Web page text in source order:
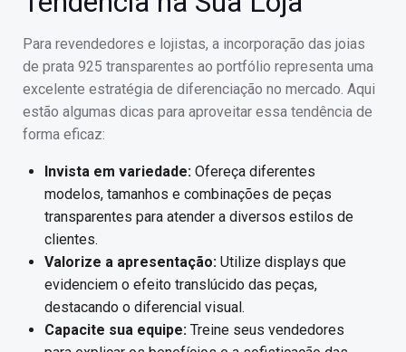
Para revendedores e lojistas, a incorporação das joias
de prata 925 transparentes ao portfólio representa uma
excelente estratégia de diferenciação no mercado. Aqui
estão algumas dicas para aproveitar essa tendência de
forma eficaz:
Invista em variedade: Ofereça diferentes
modelos, tamanhos e combinações de peças
transparentes para atender a diversos estilos de
clientes.
Valorize a apresentação: Utilize displays que
evidenciem o efeito translúcido das peças,
destacando o diferencial visual.
Capacite sua equipe: Treine seus vendedores